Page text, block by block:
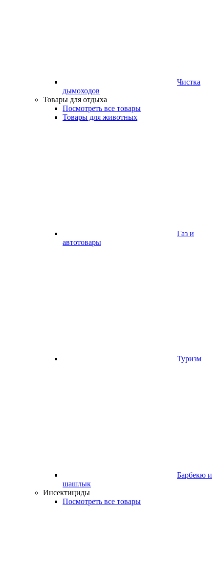
Чистка
дымоходов
Товары для отдыха
Посмотреть все товары
Товары для животных
Газ и
автотовары
Туризм
Барбекю и
шашлык
Инсектициды
Посмотреть все товары